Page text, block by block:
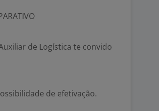
de Logística te convido
de efetivação.